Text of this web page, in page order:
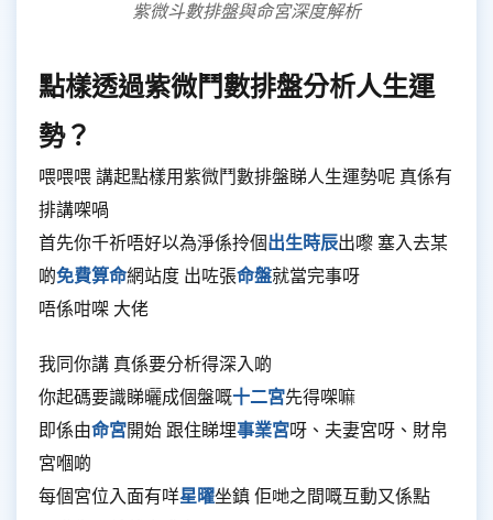
紫微斗數排盤與命宮深度解析
點樣透過紫微鬥數排盤分析人生運
勢？
喂喂喂 講起點樣用紫微鬥數排盤睇人生運勢呢 真係有
排講㗎喎
首先你千祈唔好以為淨係拎個出生時辰出嚟 塞入去某
啲免費算命網站度 出咗張命盤就當完事呀
唔係咁㗎 大佬
我同你講 真係要分析得深入啲
你起碼要識睇曬成個盤嘅十二宮先得㗎嘛
即係由命宮開始 跟住睇埋事業宮呀、夫妻宮呀、財帛
宮嗰啲
每個宮位入面有咩星曜坐鎮 佢哋之間嘅互動又係點